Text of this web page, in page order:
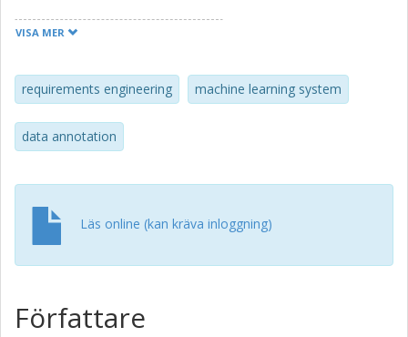
represent critical considerations in the ML development
engineers, and organizations developing AI solutions.
VISA MER
requirements engineering machine learning system
data annotation
Läs online (kan kräva inloggning)
Författare